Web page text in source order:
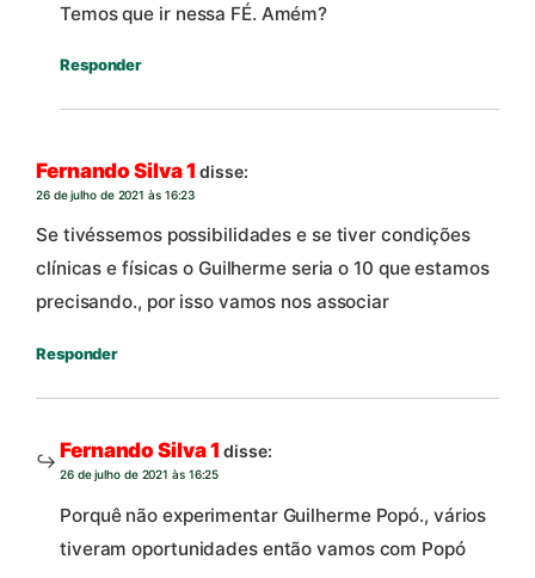
Temos que ir nessa FÉ. Amém?
Responder
Fernando Silva 1 disse:
26 de julho de 2021 às 16:23
Se tivéssemos possibilidades e se tiver condições
clínicas e físicas o Guilherme seria o 10 que estamos
precisando., por isso vamos nos associar
Responder
Fernando Silva 1 disse:
26 de julho de 2021 às 16:25
Porquê não experimentar Guilherme Popó., vários
tiveram oportunidades então vamos com Popó